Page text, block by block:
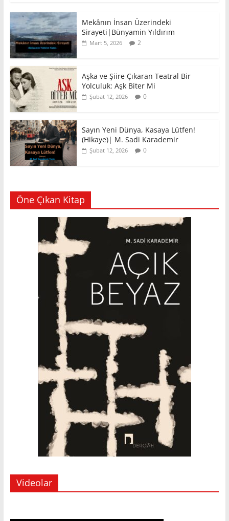
Mekânın İnsan Üzerindeki
Sirayeti|Bünyamin Yıldırım
Mart 5, 2026 2
Aşka ve Şiire Çıkaran Teatral Bir
Yolculuk: Aşk Biter Mi
Şubat 12, 2026 0
Sayın Yeni Dünya, Kasaya Lütfen!
(Hikaye)| M. Sadi Karademir
Şubat 12, 2026 0
Öne Çıkan Kitap
Videolar